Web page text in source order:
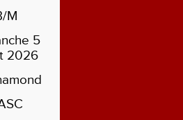
M
5
2026